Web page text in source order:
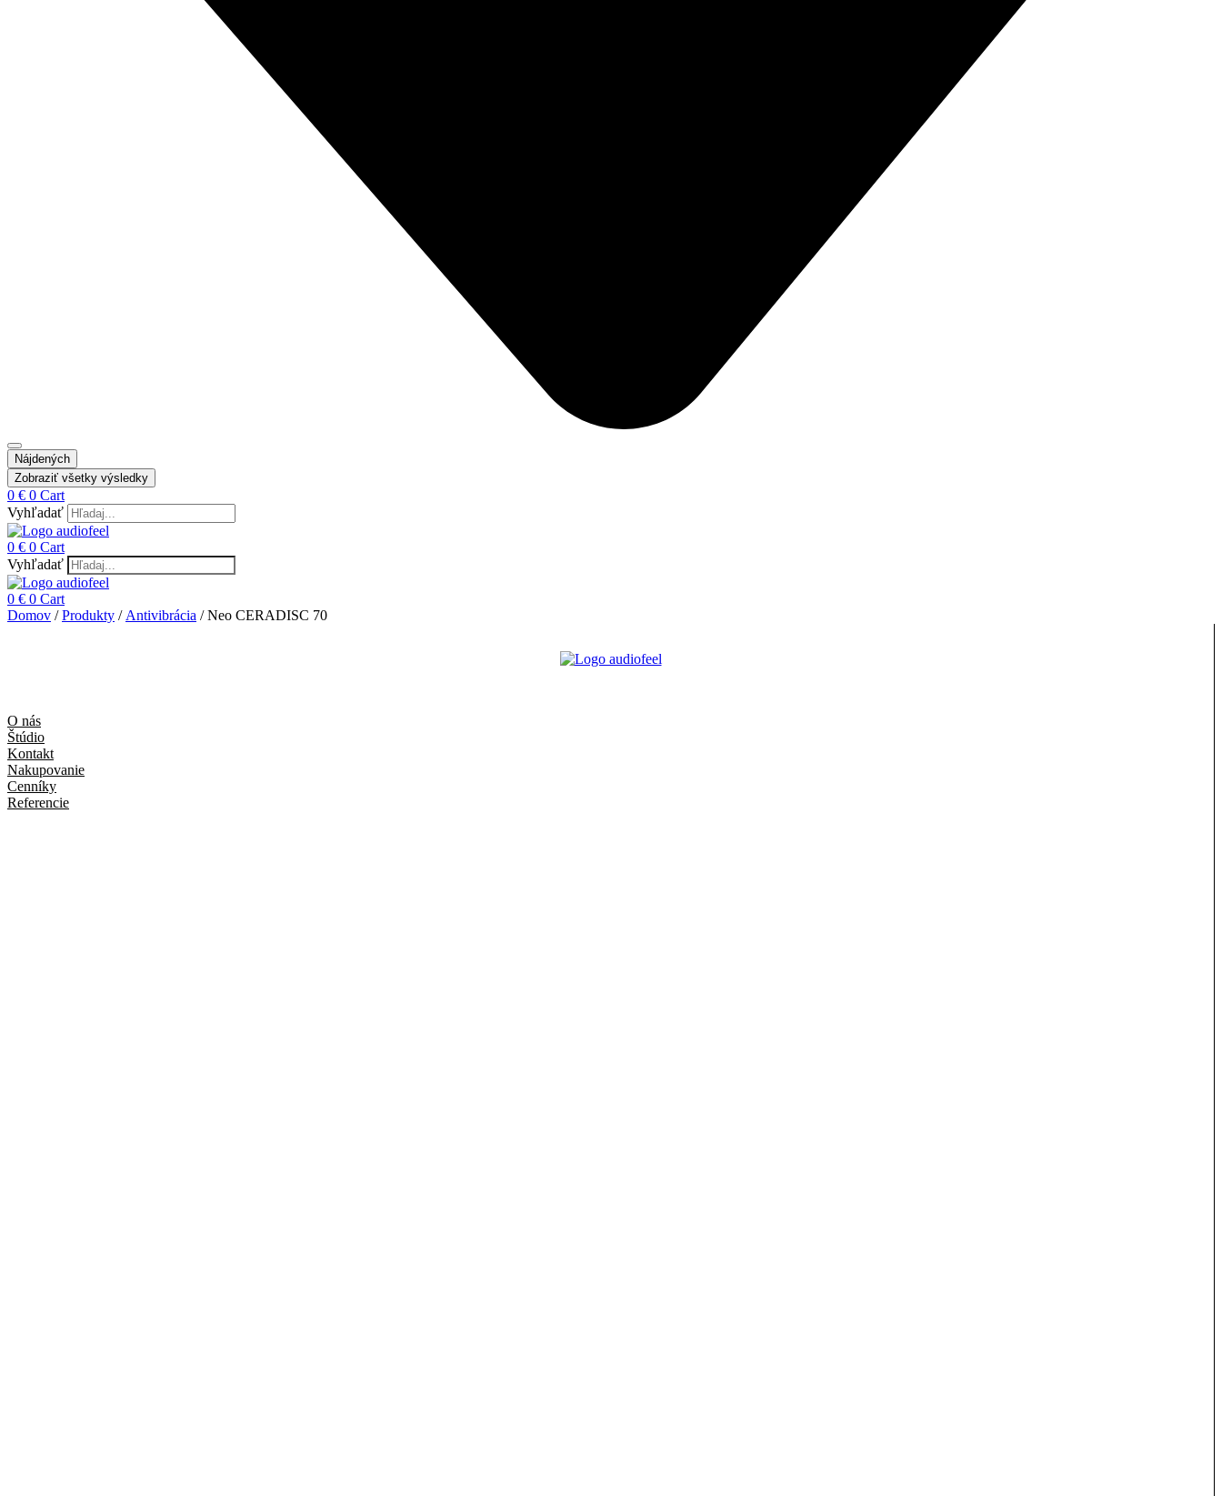
Nájdených
Zobraziť všetky výsledky
0 € 0 Cart
Vyhľadať
0 € 0 Cart
Vyhľadať
0 € 0 Cart
Domov /Produkty /Antivibrácia / Neo CERADISC 70
O nás
Štúdio
Kontakt
Nakupovanie
Cenníky
Referencie